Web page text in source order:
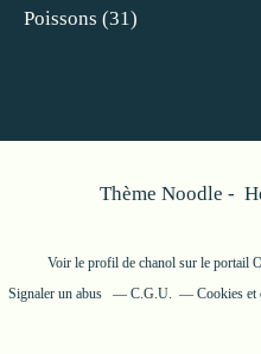
Poissons (31)
Thème Noodle -
Voir le profil de chanol sur le portail
Signaler un abus
C.G.U. Cookies et